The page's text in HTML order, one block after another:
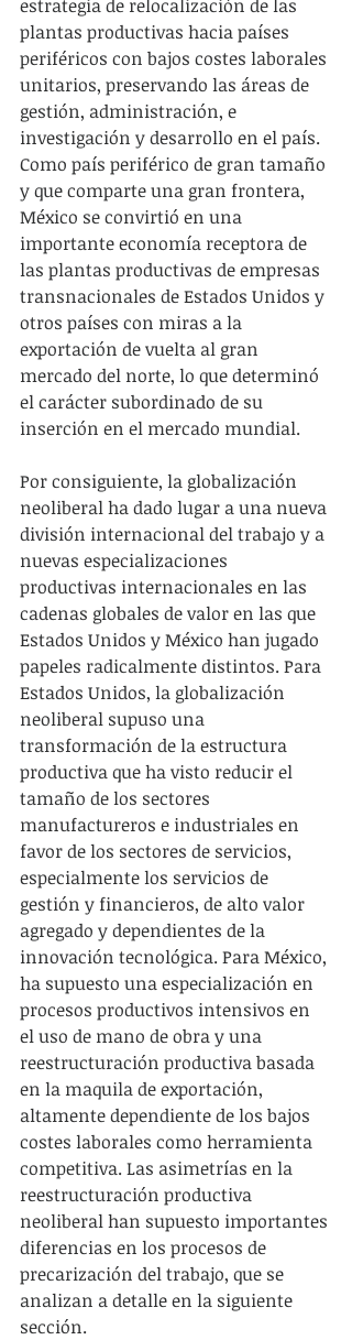
estrategia de relocalización de las
plantas productivas hacia países
periféricos con bajos costes laborales
unitarios, preservando las áreas de
gestión, administración, e
investigación y desarrollo en el país.
Como país periférico de gran tamaño
y que comparte una gran frontera,
México se convirtió en una
importante economía receptora de
las plantas productivas de empresas
transnacionales de Estados Unidos y
otros países con miras a la
exportación de vuelta al gran
mercado del norte, lo que determinó
el carácter subordinado de su
inserción en el mercado mundial.
Por consiguiente, la globalización
neoliberal ha dado lugar a una nueva
división internacional del trabajo y a
nuevas especializaciones
productivas internacionales en las
cadenas globales de valor en las que
Estados Unidos y México han jugado
papeles radicalmente distintos. Para
Estados Unidos, la globalización
neoliberal supuso una
transformación de la estructura
productiva que ha visto reducir el
tamaño de los sectores
manufactureros e industriales en
favor de los sectores de servicios,
especialmente los servicios de
gestión y financieros, de alto valor
agregado y dependientes de la
innovación tecnológica. Para México,
ha supuesto una especialización en
procesos productivos intensivos en
el uso de mano de obra y una
reestructuración productiva basada
en la maquila de exportación,
altamente dependiente de los bajos
costes laborales como herramienta
competitiva. Las asimetrías en la
reestructuración productiva
neoliberal han supuesto importantes
diferencias en los procesos de
precarización del trabajo, que se
analizan a detalle en la siguiente
sección.